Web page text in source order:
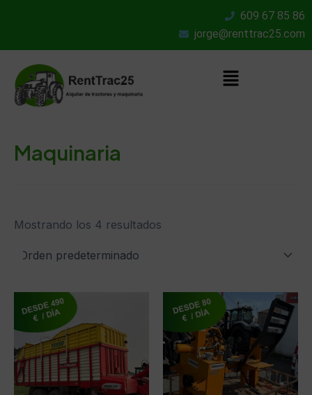
609 67 85 86
jorge@renttrac25.com
Menú
Maquinaria
Mostrando los 4 resultados